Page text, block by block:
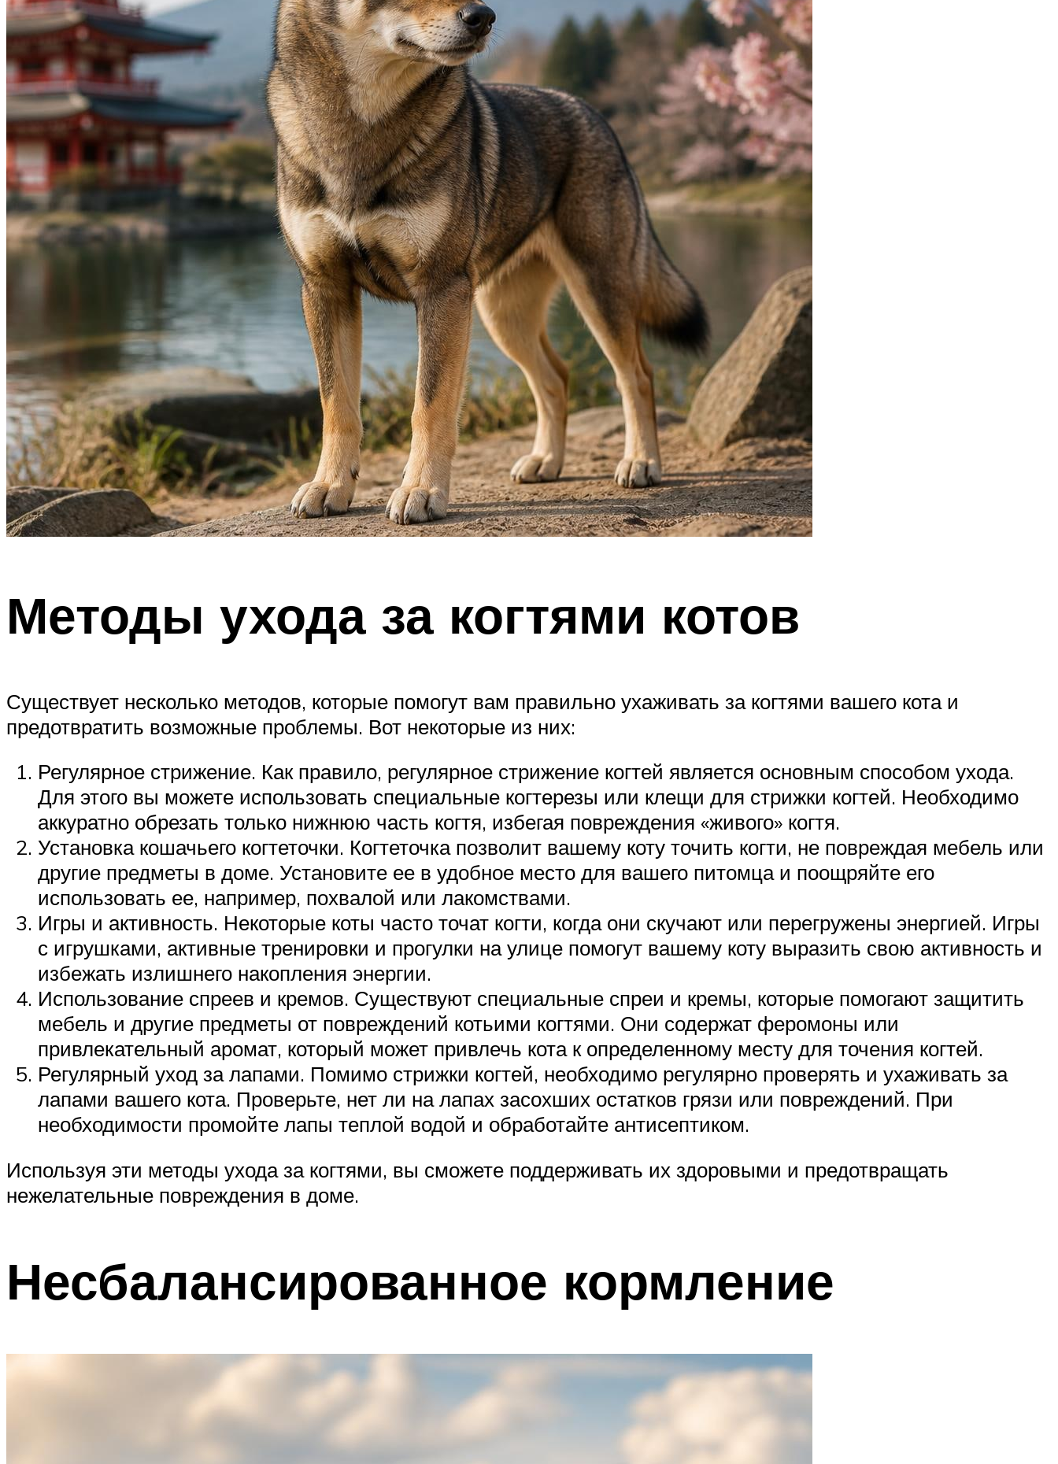
Методы ухода за когтями котов
Существует несколько методов, которые помогут вам правильно ухаживать за когтями вашего кота и
предотвратить возможные проблемы. Вот некоторые из них:
Регулярное стрижение. Как правило, регулярное стрижение когтей является основным способом ухода.
Для этого вы можете использовать специальные когтерезы или клещи для стрижки когтей. Необходимо
аккуратно обрезать только нижнюю часть когтя, избегая повреждения «живого» когтя.
Установка кошачьего когтеточки. Когтеточка позволит вашему коту точить когти, не повреждая мебель или
другие предметы в доме. Установите ее в удобное место для вашего питомца и поощряйте его
использовать ее, например, похвалой или лакомствами.
Игры и активность. Некоторые коты часто точат когти, когда они скучают или перегружены энергией. Игры
с игрушками, активные тренировки и прогулки на улице помогут вашему коту выразить свою активность и
избежать излишнего накопления энергии.
Использование спреев и кремов. Существуют специальные спреи и кремы, которые помогают защитить
мебель и другие предметы от повреждений котьими когтями. Они содержат феромоны или
привлекательный аромат, который может привлечь кота к определенному месту для точения когтей.
Регулярный уход за лапами. Помимо стрижки когтей, необходимо регулярно проверять и ухаживать за
лапами вашего кота. Проверьте, нет ли на лапах засохших остатков грязи или повреждений. При
необходимости промойте лапы теплой водой и обработайте антисептиком.
Используя эти методы ухода за когтями, вы сможете поддерживать их здоровыми и предотвращать
нежелательные повреждения в доме.
Несбалансированное кормление